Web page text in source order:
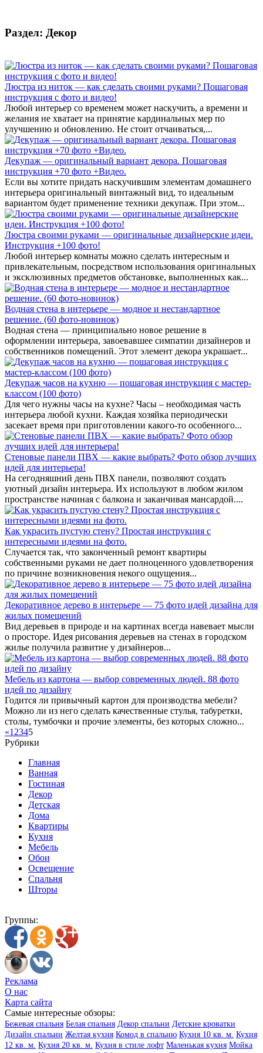
Раздел: Декор
Люстра из ниток — как сделать своими руками? Пошаговая
инструкция с фото и видео!
Любой интерьер со временем может наскучить, а времени и
желания не хватает на принятие кардинальных мер по
улучшению и обновлению. Не стоит отчаиваться,...
Декупаж — оригинальный вариант декора. Пошаговая
инструкция +70 фото +Видео.
Если вы хотите придать наскучившим элементам домашнего
интерьера оригинальный винтажный вид, то идеальным
вариантом будет применение техники декупаж. При этом...
Люстра своими руками — оригинальные дизайнерские идеи.
Инструкция +100 фото!
Любой интерьер комнаты можно сделать интересным и
привлекательным, посредством использования оригинальных
и эксклюзивных предметов обстановке, выполненных как...
Водная стена в интерьере — модное и нестандартное
решение. (60 фото-новинок)
Водная стена — принципиально новое решение в
оформлении интерьера, завоевавшее симпатии дизайнеров и
собственников помещений. Этот элемент декора украшает...
Декупаж часов на кухню — пошаговая инструкция с мастер-
классом (100 фото)
Для чего нужны часы на кухне? Часы – необходимая часть
интерьера любой кухни. Каждая хозяйка периодически
засекает время при приготовлении какого-то особенного...
Стеновые панели ПВХ — какие выбрать? Фото обзор лучших
идей для интерьера!
На сегодняшний день ПВХ панели, позволяют создать
уютный дизайн интерьера. Их используют в любом жилом
пространстве начиная с балкона и заканчивая мансардой....
Как украсить пустую стену? Простая инструкция с
интересными идеями на фото.
Случается так, что законченный ремонт квартиры
собственными руками не дает полноценного удовлетворения
по причине возникновения некого ощущения...
Декоративное дерево в интерьере — 75 фото идей дизайна для
жилых помещений
Вид деревьев в природе и на картинах всегда навевает мысли
о просторе. Идея рисования деревьев на стенах в городском
жилье получила развитие у дизайнеров...
Мебель из картона — выбор современных людей. 88 фото
идей по дизайну
Годится ли привычный картон для производства мебели?
Можно ли из него сделать качественные стулья, табуретки,
столы, тумбочки и прочие элементы, без которых сложно...
«12345
Рубрики
Главная
Ванная
Гостиная
Декор
Детская
Дома
Квартиры
Кухня
Мебель
Обои
Освещение
Спальня
Шторы
Группы:
Реклама
О нас
Карта сайта
Самые интересные обзоры:
Бежевая спальня Белая спальня Декор спальни Детские кроватки
Дизайн спальни Желтая кухня Комод в спальню Кухня 10 кв. м. Кухня
12 кв. м. Кухня 20 кв. м. Кухня в стиле лофт Маленькая кухня Мойка